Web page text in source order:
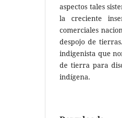
aspectos tales
la creciente
comerciales
despojo de
indigenista que
de tierra para
indígena.